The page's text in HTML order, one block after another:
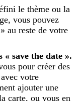
le thème ou la
vous pouvez
au reste de votre
« save the date ».
pour créer des
votre
ajouter une
carte, ou vous en